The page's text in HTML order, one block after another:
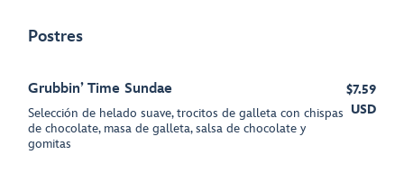
Postres
Grubbin’ Time Sundae
Selección de helado suave, trocitos de galleta con chispas
de chocolate, masa de galleta, salsa de chocolate y
gomitas
$7.59
USD